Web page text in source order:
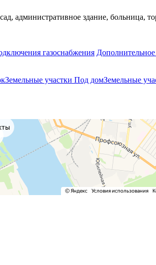
административное здание, больница,
газоснабжения
Земельные участки Под домЗемельные